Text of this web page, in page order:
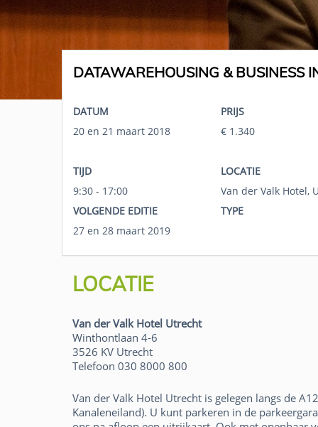
DATAWAREHOUSING & BUSINESS
DATUM PRIJS
20 en 21 maart 2018
€ 1.340
TIJD
LOCATIE
9:30 - 17:00
Van der Valk Hotel,
VOLGENDE EDITIE
TYPE
27 en 28 maart 2019
LOCATIE
Van der Valk Hotel Utrecht
Winthontlaan 4-6
3526 KV Utrecht
Telefoon 030 8000 800
Van der Valk Hotel Utrecht is gelegen langs de
Kanaleneiland). U kunt parkeren in de
Majken Sander